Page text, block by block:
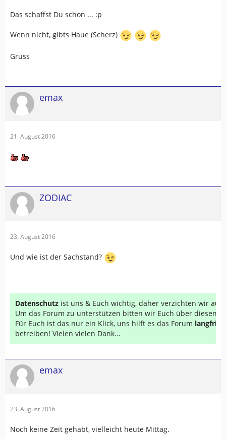
Das schaffst Du schon ... :p
Wenn nicht, gibts Haue (Scherz)
Gruss
emax
21. August 2016
ZODIAC
23. August 2016
Und wie ist der Sachstand?
Datenschutz ist uns & Euch wichtig, daher verzichten wir auf
Um das Forum zu unterstützen bitten wir Euch über diesen
Für Euch ist das nur ein Klick, uns hilft es das Forum
betreiben! Vielen vielen Dank...
emax
23. August 2016
Noch keine Zeit gehabt, vielleicht heute Mittag.